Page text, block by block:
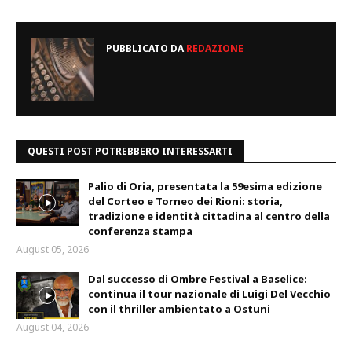
PUBBLICATO DAREDAZIONE
QUESTI POST POTREBBERO INTERESSARTI
Palio di Oria, presentata la 59esima edizione
del Corteo e Torneo dei Rioni: storia,
tradizione e identità cittadina al centro della
conferenza stampa
August 05, 2026
Dal successo di Ombre Festival a Baselice:
continua il tour nazionale di Luigi Del Vecchio
con il thriller ambientato a Ostuni
August 04, 2026